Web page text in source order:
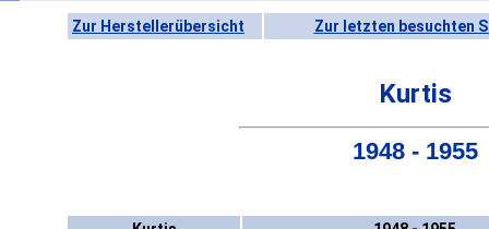
Zur Herstellerübersicht Zur letzten besuchten
Kurtis
1948 - 1955